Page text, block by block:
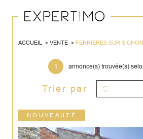
ACCUEIL VENTE FERRIERES SUR SICHON
1 annonce(s) trouvée(s)
Trier par
NOUVEAUTÉ